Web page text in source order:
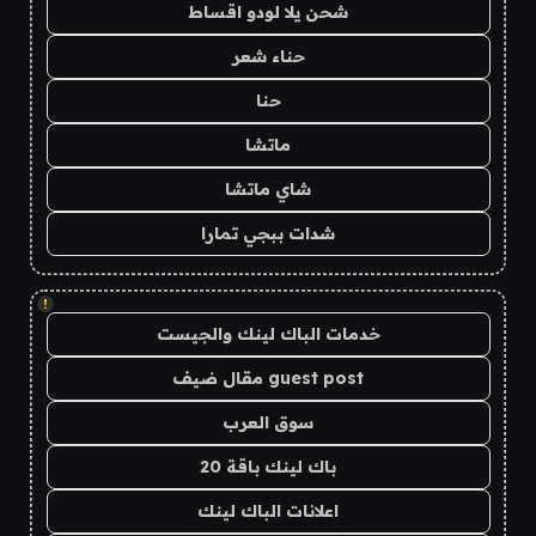
شحن يلا لودو اقساط
حناء شعر
حنا
ماتشا
شاي ماتشا
شدات ببجي تمارا
!
خدمات الباك لينك والجيست
guest post مقال ضيف
سوق العرب
باك لينك باقة 20
اعلانات الباك لينك